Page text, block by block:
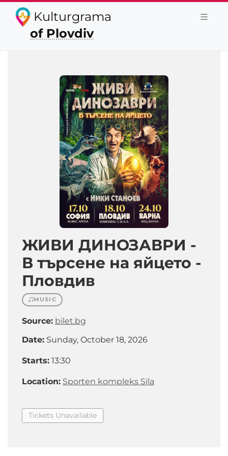
Kulturgrama
of Plovdiv
ЖИВИ ДИНОЗАВРИ -
В търсене на яйцето -
Пловдив
MUSIC
Source: bilet.bg
Date: Sunday, October 18, 2026
Starts: 13:30
Location: Sporten kompleks Sila
Tickets Unavailable